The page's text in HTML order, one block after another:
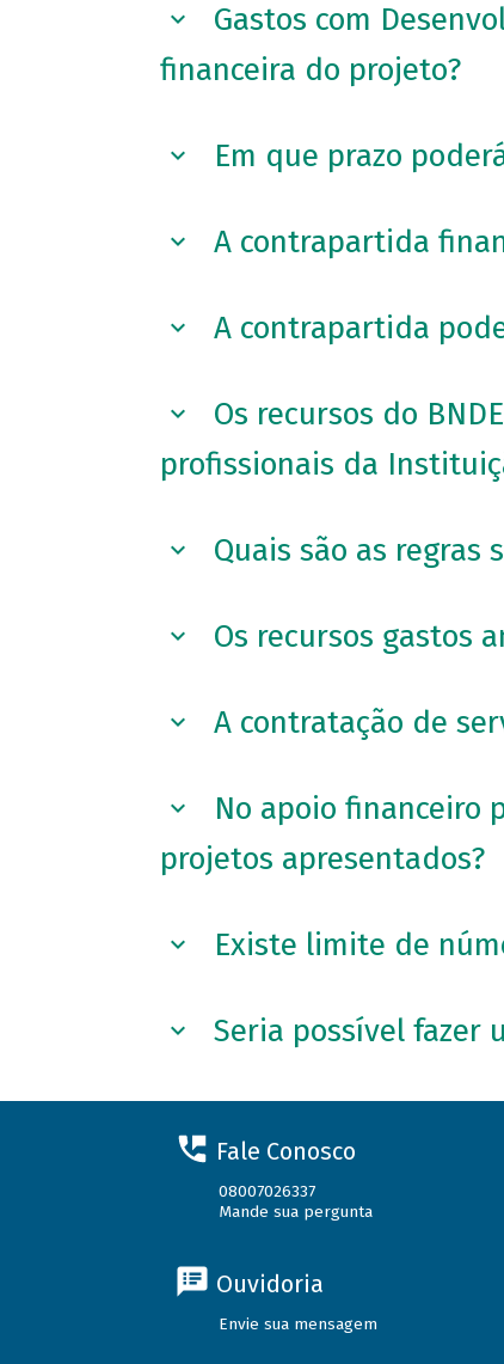
Gastos com
financeira do projeto?
Em que prazo
A contrapartida
A contrapartida
Os recursos do
profissionais da
Quais são as
Os recursos gastos
A contratação de
No apoio financeiro
projetos apresentados?
Existe limite de
Seria possível fazer
Fale Conosco
08007026337
Mande sua pergunta
Ouvidoria
Envie sua mensagem